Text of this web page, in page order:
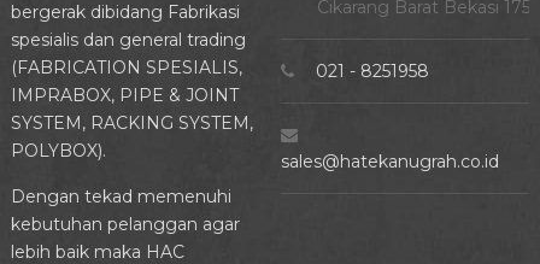
bergerak dibidang Fabrikasi
spesialis dan general trading
(FABRICATION SPESIALIS,
IMPRABOX, PIPE & JOINT
SYSTEM, RACKING SYSTEM,
POLYBOX).
Dengan tekad memenuhi
kebutuhan pelanggan agar
lebih baik maka HAC
Cikarang Barat Bekasi
021 - 8251958
sales@hatekanugrah.co.id